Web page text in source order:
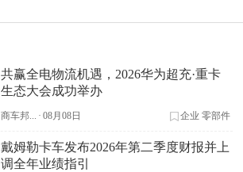
共赢全电物流机遇，2026华为超充·重卡
生态大会成功举办
商车邦... · 08月08日 企业 零部件
戴姆勒卡车发布2026年第二季度财报并上
调全年业绩指引